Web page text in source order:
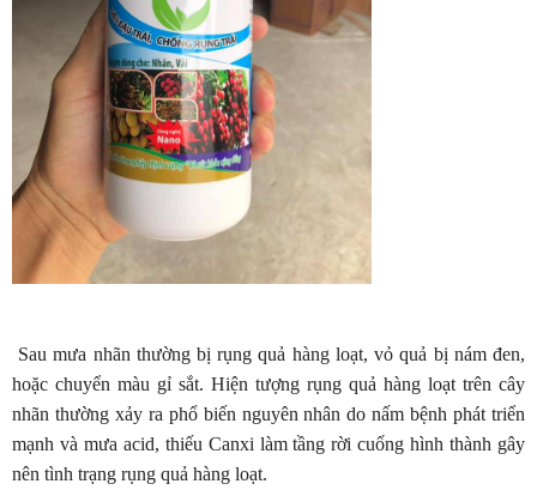
Sau mưa nhãn thường bị rụng quả hàng loạt, vỏ quả bị nám đen,
hoặc chuyển màu gỉ sắt. Hiện tượng rụng quả hàng loạt trên cây
nhãn thường xảy ra phổ biến nguyên nhân do nấm bệnh phát triển
mạnh và mưa acid, thiếu Canxi làm tầng rời cuống hình thành gây
nên tình trạng rụng quả hàng loạt.